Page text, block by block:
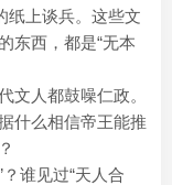
纸上谈兵。这些文
东西，都是“无本
文人都鼓噪仁政。
什么相信帝王能推
谁见过“天人合